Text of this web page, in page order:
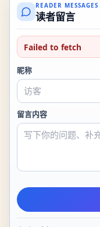
READER MESSAGES
读者留言
Failed to fetch
昵称
留言内容